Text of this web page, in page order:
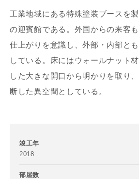
写真を拡
工業地域にある特殊塗装ブースを
の迎賓館である。外国からの来客
仕上がりを意識し、外部・内部と
している。床にはウォールナット
した大きな開口から明かりを取り
断した異空間としている。
竣工年
2018
部屋数